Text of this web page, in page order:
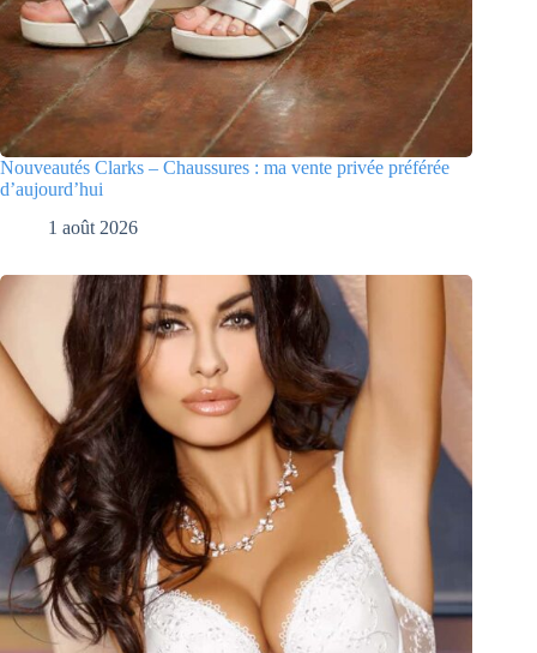
Nouveautés Clarks – Chaussures : ma vente privée préférée
d’aujourd’hui
1 août 2026